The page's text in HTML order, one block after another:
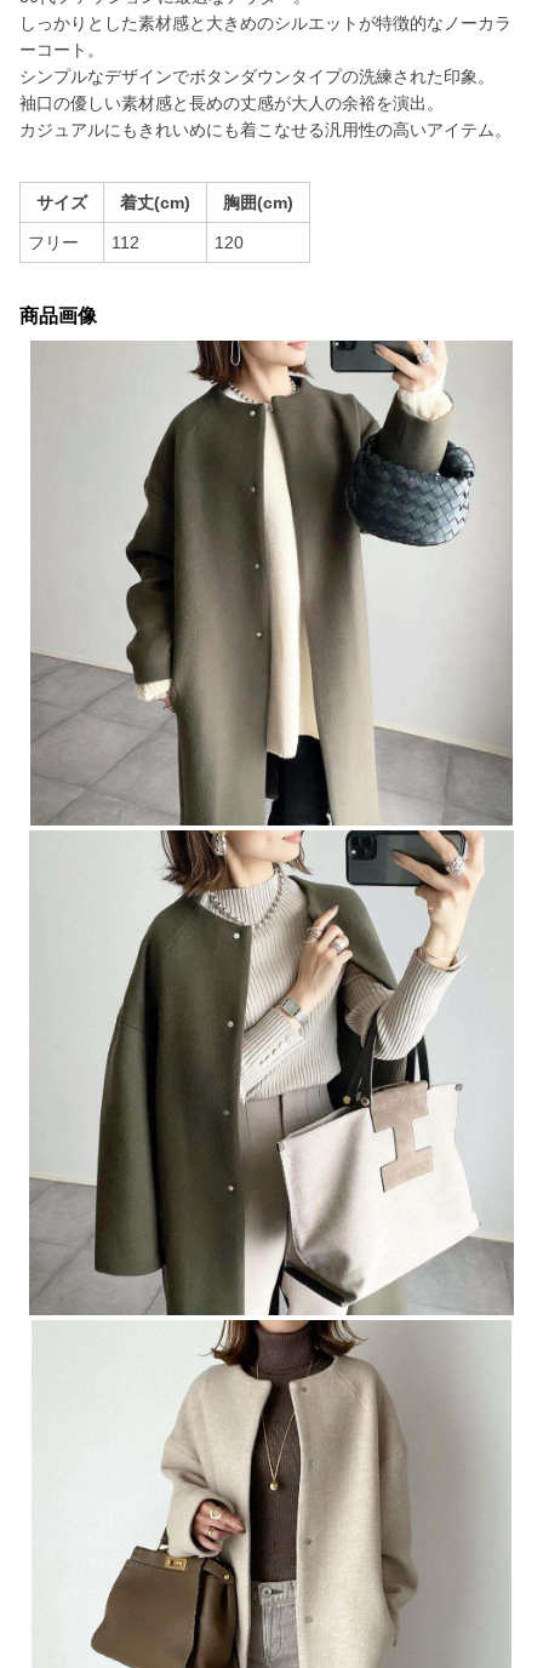
しっかりとした素材感と大きめのシルエットが特徴的なノーカラ
ーコート。
シンプルなデザインでボタンダウンタイプの洗練された印象。
袖口の優しい素材感と長めの丈感が大人の余裕を演出。
カジュアルにもきれいめにも着こなせる汎用性の高いアイテム。
サイズ 着丈(cm) 胸囲(cm)
フリー 112 120
商品画像